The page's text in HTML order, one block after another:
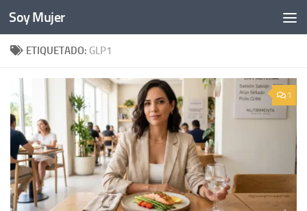
Bajo el contenido
Soy Mujer
ETIQUETADO: GLP1
1